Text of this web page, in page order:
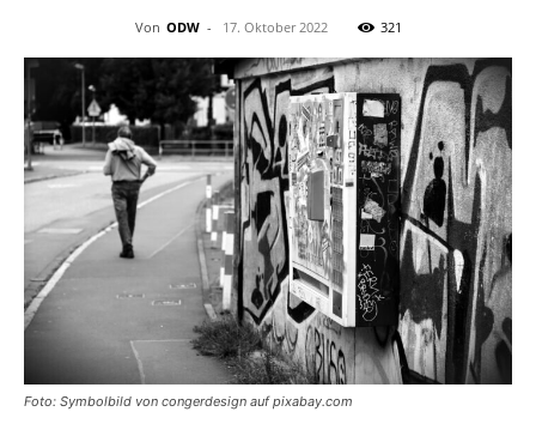
Von ODW - 17. Oktober 2022 321
Foto: Symbolbild von congerdesign auf pixabay.com